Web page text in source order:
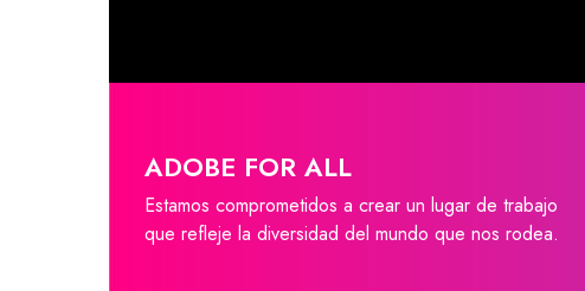
ADOBE FOR ALL
Estamos comprometidos a crear un lugar de trabajo
que refleje la diversidad del mundo que nos rodea.